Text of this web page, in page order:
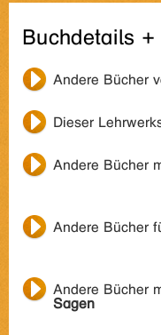
Buchdetails
Andere Bücher
Dieser
Andere Bücher
Andere Bücher
Andere Bücher
Sagen